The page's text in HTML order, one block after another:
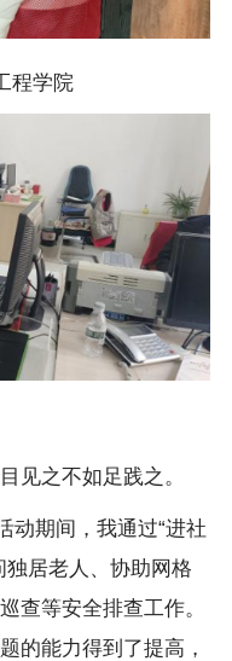
程学院
见之不如足践之。
动期间，我通过“进社
独居老人、协助网格
查等安全排查工作。
的能力得到了提高，